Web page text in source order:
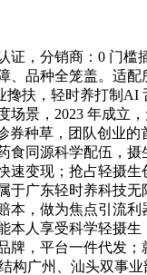
分销商：0 门槛
、品种全笼盖。适
扶，轻时养打制
场景，2023 年成立
券种草，团队创业
食同源科学配伍，
速变现；抢占轻摄
于广东轻时养科技
本，做为焦点引流
本人享受科学轻摄
牌，平台一件代发
构广州、汕头双事